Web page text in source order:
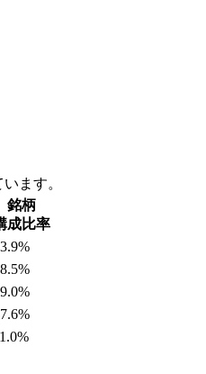
ます。
銘柄
成比率